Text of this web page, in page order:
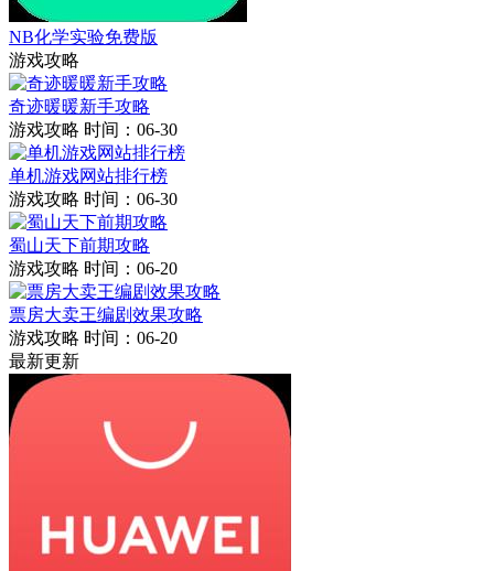
NB化学实验免费版
游戏攻略
奇迹暖暖新手攻略
游戏攻略 时间：06-30
单机游戏网站排行榜
游戏攻略 时间：06-30
蜀山天下前期攻略
游戏攻略 时间：06-20
票房大卖王编剧效果攻略
游戏攻略 时间：06-20
最新更新